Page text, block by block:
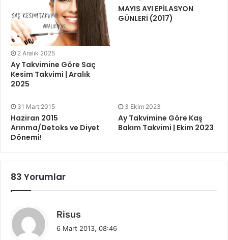
2 Aralık 2025
Ay Takvimine Göre Saç
Kesim Takvimi | Aralık
2025
MAYIS AYI EPİLASYON
GÜNLERİ (2017)
31 Mart 2015
Haziran 2015
Arınma/Detoks ve Diyet
Dönemi!
3 Ekim 2023
Ay Takvimine Göre Kaş
Bakım Takvimi | Ekim 2023
83 Yorumlar
Risus
6 Mart 2013, 08:46